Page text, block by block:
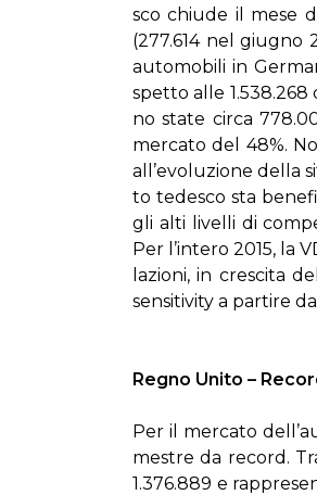
sco chiu­de il me­se
(277.614 nel giu­gno
au­to­mo­bi­li in
spet­to al­le
no sta­te cir­ca
mer­ca­to del 48%.
al­l’e­vo­lu­zio­ne del­la
to te­de­sco sta
gli al­ti li­vel­li di
Per l’in­te­ro 2015, la
la­zio­ni, in cre­sci­ta
sen­si­ti­vi­ty a par­ti­re
Re­gno Uni­to –
Per il mer­ca­to
me­stre da re­cord.
1.376.889 e